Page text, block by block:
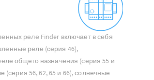
реле Finder включает в себя
реле (серия 46),
общего назначения (серия 55 и
(серия 56, 62, 65 и 66), солнечные